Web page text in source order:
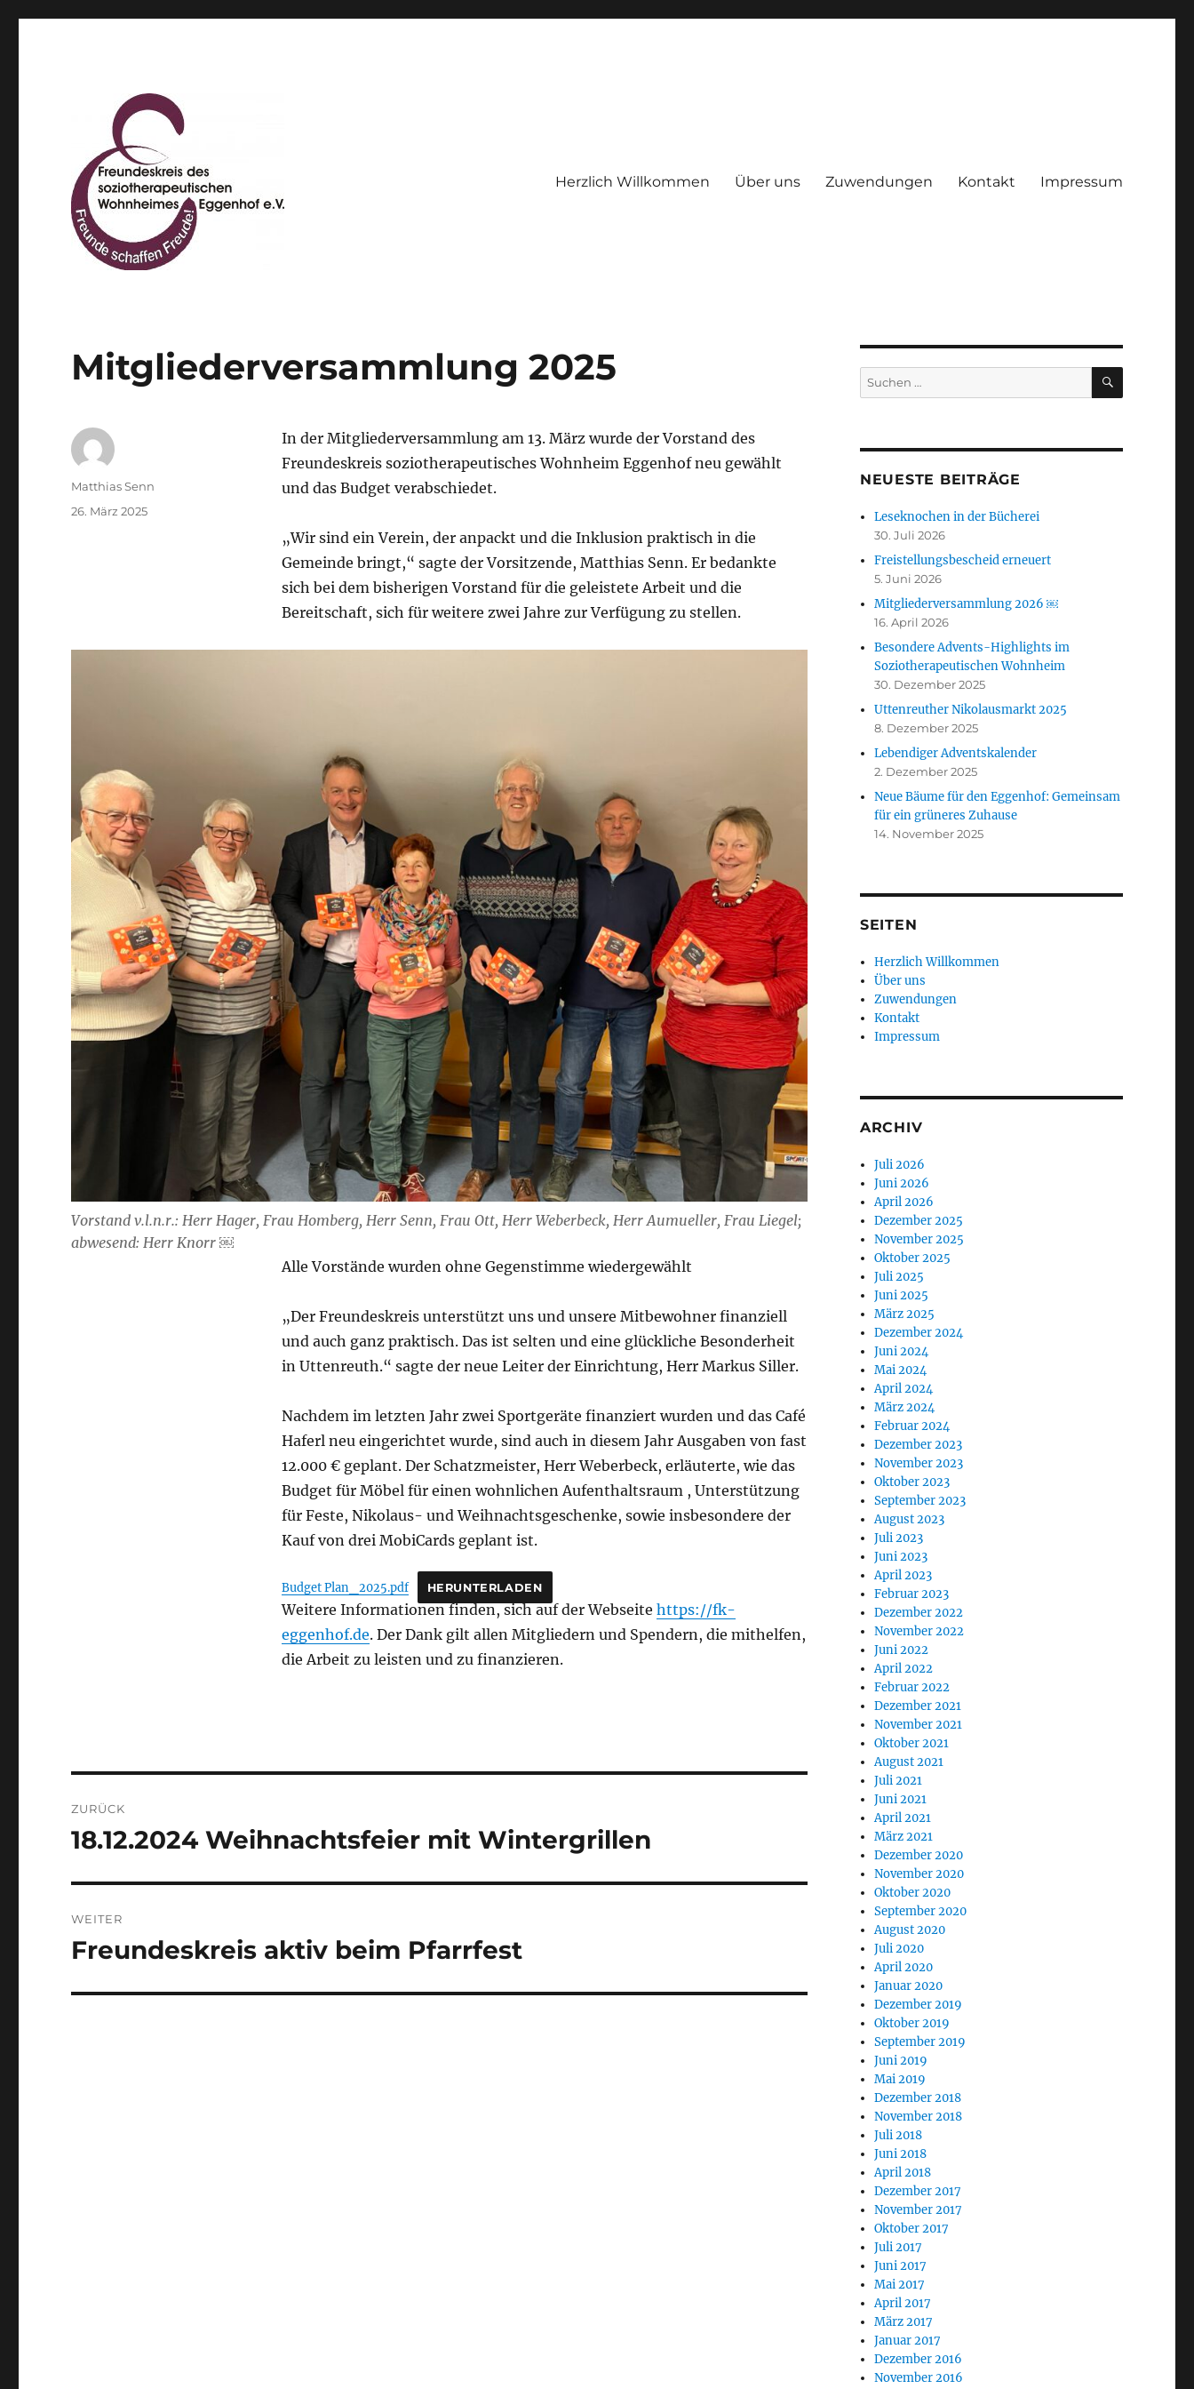
Herzlich Willkommen Über uns Zuwendungen Kontakt Impressum
Mitgliederversammlung 2025
In der Mitgliederversammlung am 13. März wurde der Vorstand des
Freundeskreis soziotherapeutisches Wohnheim Eggenhof neu gewählt
und das Budget verabschiedet.
„Wir sind ein Verein, der anpackt und die Inklusion praktisch in die
Gemeinde bringt,“ sagte der Vorsitzende, Matthias Senn. Er bedankte
sich bei dem bisherigen Vorstand für die geleistete Arbeit und die
Bereitschaft, sich für weitere zwei Jahre zur Verfügung zu stellen.
Vorstand v.l.n.r.: Herr Hager, Frau Homberg, Herr Senn, Frau Ott, Herr Weberbeck, Herr Aumueller, Frau Liegel;
abwesend: Herr Knorr ￼
Alle Vorstände wurden ohne Gegenstimme wiedergewählt
„Der Freundeskreis unterstützt uns und unsere Mitbewohner finanziell
und auch ganz praktisch. Das ist selten und eine glückliche Besonderheit
in Uttenreuth.“ sagte der neue Leiter der Einrichtung, Herr Markus Siller.
Nachdem im letzten Jahr zwei Sportgeräte finanziert wurden und das Café
Haferl neu eingerichtet wurde, sind auch in diesem Jahr Ausgaben von fast
12.000 € geplant. Der Schatzmeister, Herr Weberbeck, erläuterte, wie das
Budget für Möbel für einen wohnlichen Aufenthaltsraum , Unterstützung
für Feste, Nikolaus- und Weihnachtsgeschenke, sowie insbesondere der
Kauf von drei MobiCards geplant ist.
Budget Plan_2025.pdf HERUNTERLADEN
Weitere Informationen finden, sich auf der Webseite https://fk-
eggenhof.de. Der Dank gilt allen Mitgliedern und Spendern, die mithelfen,
die Arbeit zu leisten und zu finanzieren.
Autor
Matthias Senn
Veröffentlicht
26. März 2025
ZURÜCK
Vorheriger
18.12.2024 Weihnachtsfeier mit Wintergrillen
WEITER
Nächster
Freundeskreis aktiv beim Pfarrfest
Suchen
nach:
SUCHEN
NEUESTE BEITRÄGE
Leseknochen in der Bücherei
30. Juli 2026
Freistellungsbescheid erneuert
5. Juni 2026
Mitgliederversammlung 2026 ￼
16. April 2026
Besondere Advents-Highlights im
Soziotherapeutischen Wohnheim
30. Dezember 2025
Uttenreuther Nikolausmarkt 2025
8. Dezember 2025
Lebendiger Adventskalender
2. Dezember 2025
Neue Bäume für den Eggenhof: Gemeinsam
für ein grüneres Zuhause
14. November 2025
SEITEN
Herzlich Willkommen
Über uns
Zuwendungen
Kontakt
Impressum
ARCHIV
Juli 2026
Juni 2026
April 2026
Dezember 2025
November 2025
Oktober 2025
Juli 2025
Juni 2025
März 2025
Dezember 2024
Juni 2024
Mai 2024
April 2024
März 2024
Februar 2024
Dezember 2023
November 2023
Oktober 2023
September 2023
August 2023
Juli 2023
Juni 2023
April 2023
Februar 2023
Dezember 2022
November 2022
Juni 2022
April 2022
Februar 2022
Dezember 2021
November 2021
Oktober 2021
August 2021
Juli 2021
Juni 2021
April 2021
März 2021
Dezember 2020
November 2020
Oktober 2020
September 2020
August 2020
Juli 2020
April 2020
Januar 2020
Dezember 2019
Oktober 2019
September 2019
Juni 2019
Mai 2019
Dezember 2018
November 2018
Juli 2018
Juni 2018
April 2018
Dezember 2017
November 2017
Oktober 2017
Juli 2017
Juni 2017
Mai 2017
April 2017
März 2017
Januar 2017
Dezember 2016
November 2016